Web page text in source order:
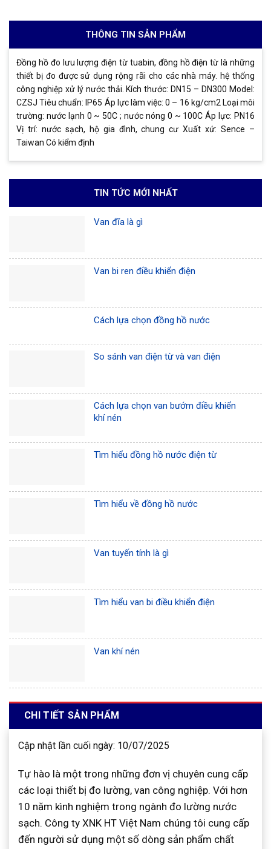
THÔNG TIN SẢN PHẨM
Đồng hồ đo lưu lượng điện từ tuabin, đồng hồ điện từ là những
thiết bị đo được sử dụng rộng rãi cho các nhà máy. hệ thống
công nghiệp xử lý nước thải. Kích thước: DN15 – DN300 Model:
CZSJ Tiêu chuẩn: IP65 Áp lực làm việc: 0 – 16 kg/cm2 Loại môi
trường: nước lạnh 0 ~ 50C ; nước nóng 0 ~ 100C Áp lực: PN16
Vị trí: nước sạch, hộ gia đình, chung cư Xuất xứ: Sence –
Taiwan Có kiểm định
TIN TỨC MỚI NHẤT
Van đĩa là gì
Van bi ren điều khiển điện
Cách lựa chọn đồng hồ nước
So sánh van điện từ và van điện
Cách lựa chọn van bướm điều khiển
khí nén
Tìm hiểu đồng hồ nước điện từ
Tìm hiểu về đồng hồ nước
Van tuyến tính là gì
Tìm hiểu van bi điều khiển điện
Van khí nén
CHI TIẾT SẢN PHẨM
Cập nhật lần cuối ngày: 10/07/2025
Tự hào là một trong những đơn vị chuyên cung cấp
các loại thiết bị đo lường, van công nghiệp. Với hơn
10 năm kình nghiệm trong ngành đo lường nước
sạch. Công ty XNK HT Việt Nam chúng tôi cung cấp
đến người sử dụng một số dòng sản phẩm chất